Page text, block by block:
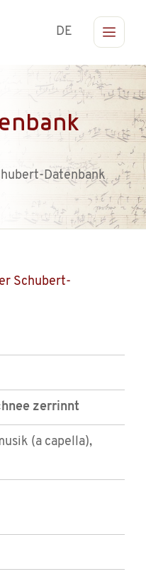
DE
Datenbank
Schubert-
zerrinnt
(a capella),